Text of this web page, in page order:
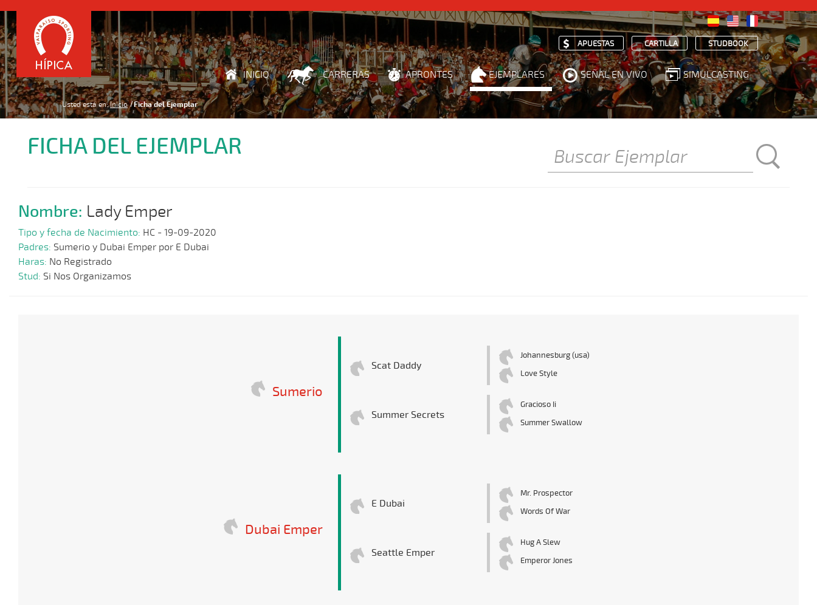
APUESTAS CARTILLA STUDBOOK
INICIO CARRERAS APRONTES EJEMPLARES SEÑAL EN VIVO SIMULCASTING
Usted está en: Inicio Ficha del Ejemplar
FICHA DEL EJEMPLAR
Nombre: Lady Emper
Tipo y fecha de Nacimiento: HC - 19-09-2020
Padres: Sumerio y Dubai Emper por E Dubai
Haras: No Registrado
Stud: Si Nos Organizamos
Sumerio
Scat Daddy
Johannesburg (usa)
Love Style
Summer Secrets
Gracioso Ii
Summer Swallow
Dubai Emper
E Dubai
Mr. Prospector
Words Of War
Seattle Emper
Hug A Slew
Emperor Jones